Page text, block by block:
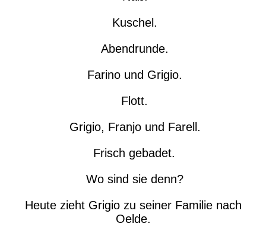
Kuschel.
Abendrunde.
Farino und Grigio.
Flott.
Grigio, Franjo und Farell.
Frisch gebadet.
Wo sind sie denn?
Heute zieht Grigio zu seiner Familie nach
Oelde.